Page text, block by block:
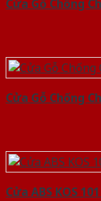
Cửa Gỗ Chống
Cửa Gỗ Chống
Cửa ABS KOS